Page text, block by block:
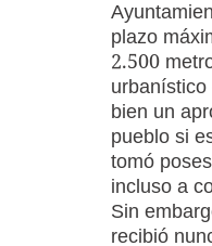
plazo
2.500
bien un
pueblo si
tomó
incluso a
Sin
recibió